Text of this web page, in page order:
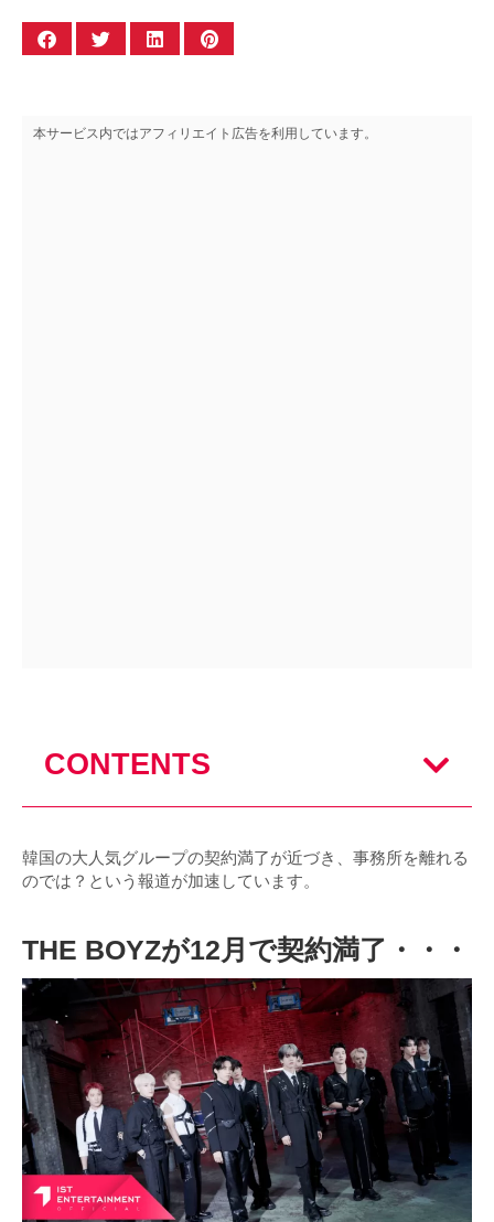
本サービス内ではアフィリエイト広告を利用しています。
CONTENTS
韓国の大人気グループの契約満了が近づき、事務所を離れる
のでは？という報道が加速しています。
THE BOYZが12月で契約満了・・・